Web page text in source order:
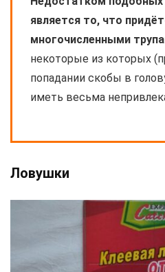
является то, что
многочисленными
некоторые из которых
попадании скобы в
иметь весьма
Ловушки